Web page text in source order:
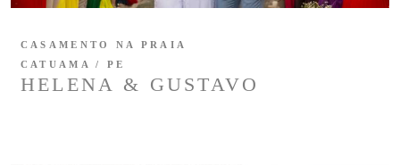
HELENA & GUSTAVO
CASAMENTO NA PRAIA
CATUAMA / PE